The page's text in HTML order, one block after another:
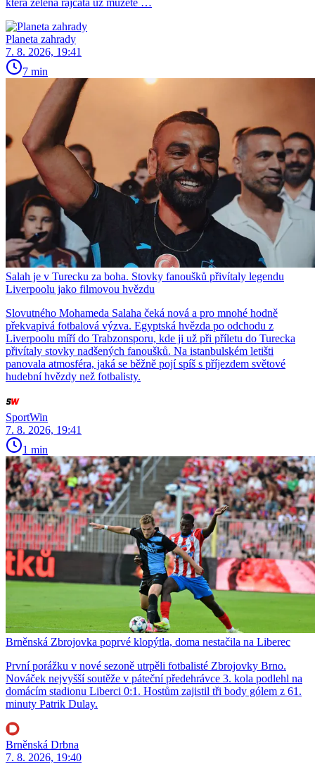
která zelená rajčata už můžete …
Planeta zahrady
7. 8. 2026, 19:41
7 min
Salah je v Turecku za boha. Stovky fanoušků přivítaly legendu
Liverpoolu jako filmovou hvězdu
Slovutného Mohameda Salaha čeká nová a pro mnohé hodně
překvapivá fotbalová výzva. Egyptská hvězda po odchodu z
Liverpoolu míří do Trabzonsporu, kde ji už při příletu do Turecka
přivítaly stovky nadšených fanoušků. Na istanbulském letišti
panovala atmosféra, jaká se běžně pojí spíš s příjezdem světové
hudební hvězdy než fotbalisty.
SportWin
7. 8. 2026, 19:41
1 min
Brněnská Zbrojovka poprvé klopýtla, doma nestačila na Liberec
První porážku v nové sezoně utrpěli fotbalisté Zbrojovky Brno.
Nováček nejvyšší soutěže v páteční předehrávce 3. kola podlehl na
domácím stadionu Liberci 0:1. Hostům zajistil tři body gólem z 61.
minuty Patrik Dulay.
Brněnská Drbna
7. 8. 2026, 19:40